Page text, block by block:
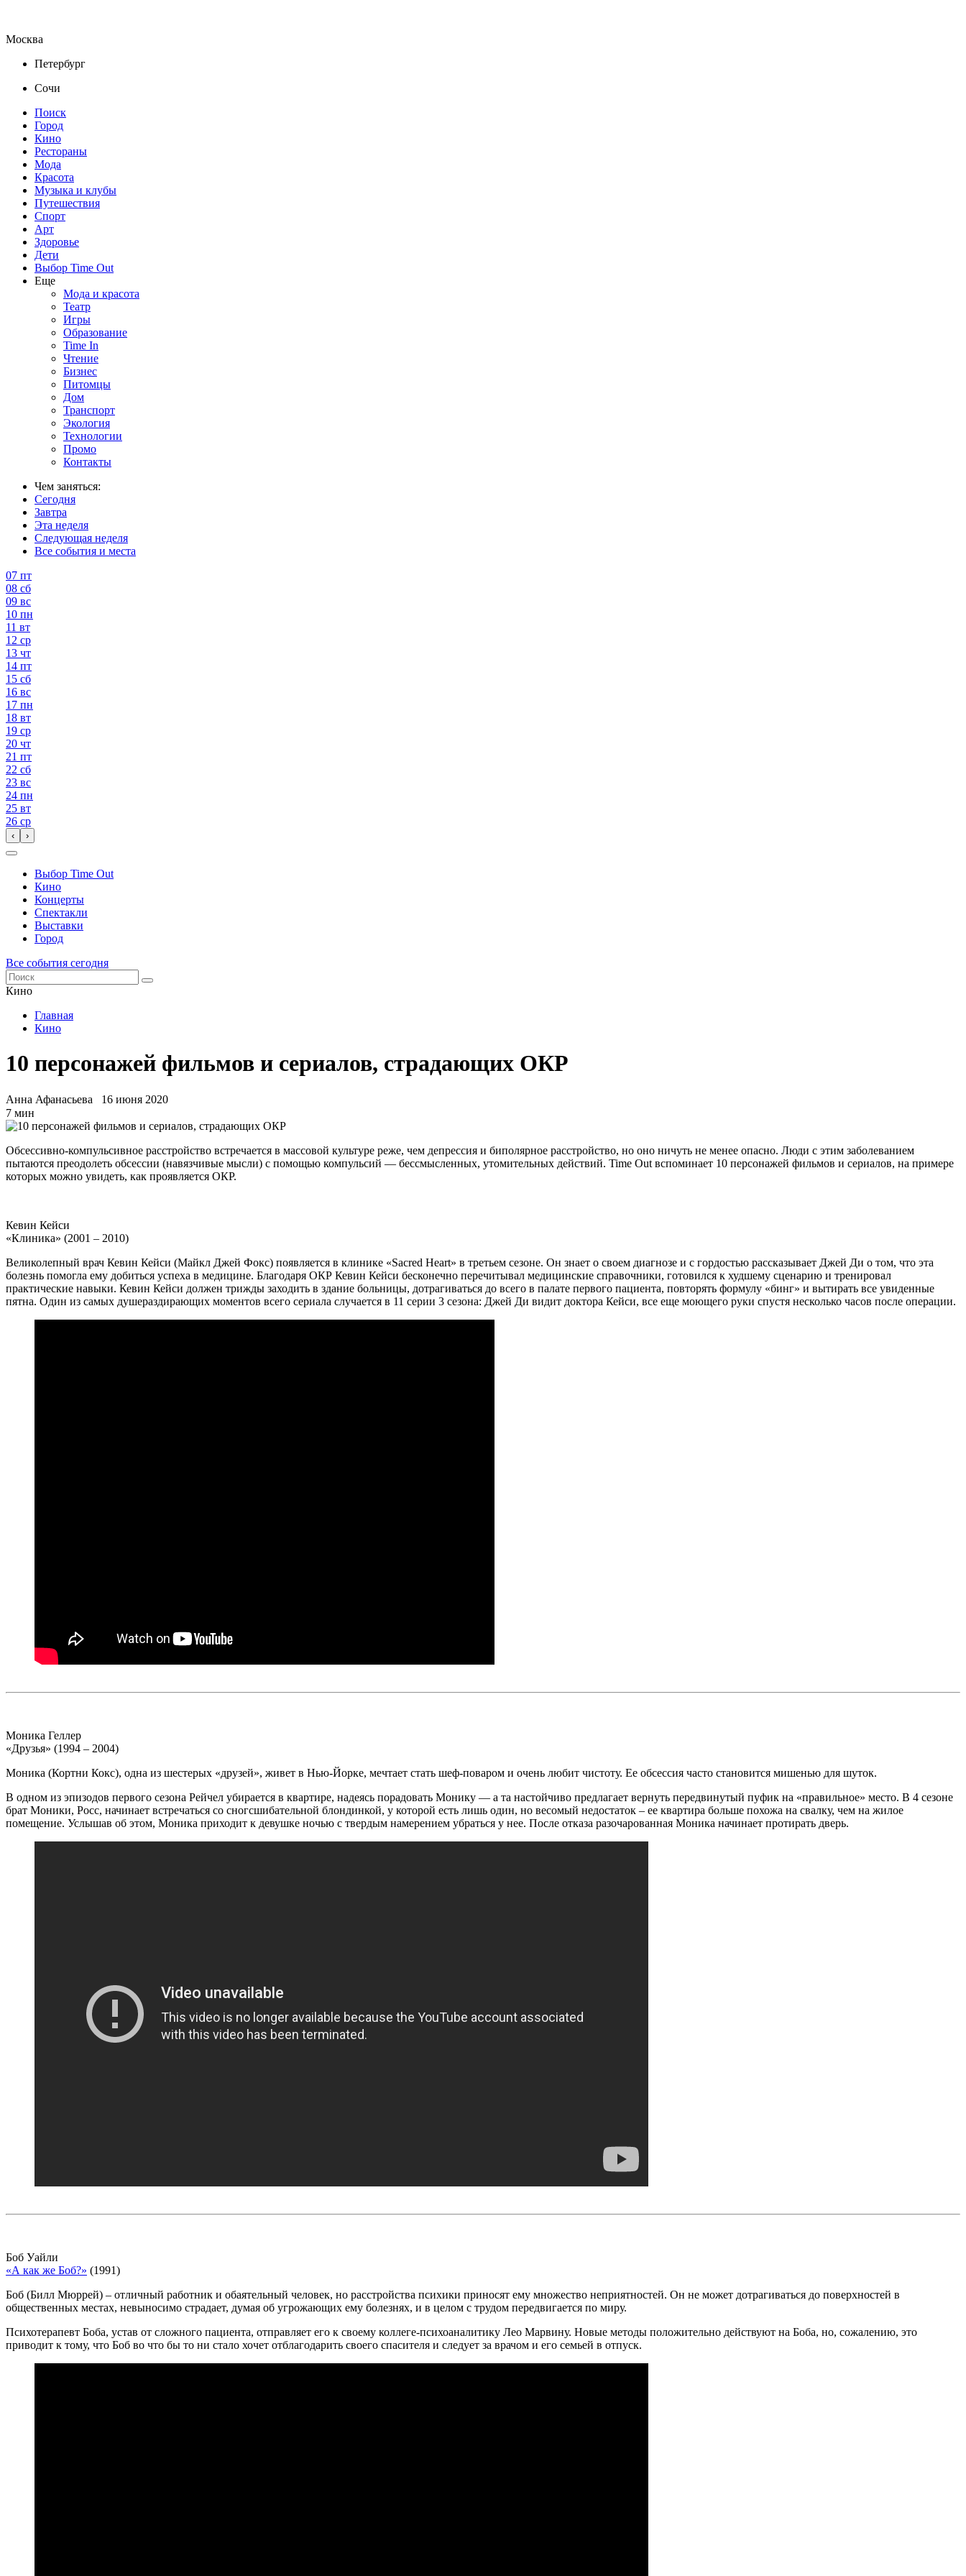
Москва
Петербург
Сочи
Поиск
Город
Кино
Рестораны
Мода
Красота
Музыка и клубы
Путешествия
Спорт
Арт
Здоровье
Дети
Выбор Time Out
Еще
Мода и красота
Театр
Игры
Образование
Time In
Чтение
Бизнес
Питомцы
Дом
Транспорт
Экология
Технологии
Промо
Контакты
Чем заняться:
Сегодня
Завтра
Эта неделя
Следующая неделя
Все события и места
07 пт
08 сб
09 вс
10 пн
11 вт
12 ср
13 чт
14 пт
15 сб
16 вс
17 пн
18 вт
19 ср
20 чт
21 пт
22 сб
23 вс
24 пн
25 вт
26 ср
‹ ›
Выбор Time Out
Кино
Концерты
Спектакли
Выставки
Город
Все события сегодня
Кино
Главная
Кино
10 персонажей фильмов и сериалов, страдающих ОКР
Анна Афанасьева
16 июня 2020
7 мин
Обсессивно-компульсивное расстройство встречается в массовой культуре реже, чем депрессия и биполярное расстройство, но оно ничуть не менее опасно. Люди с этим заболеванием
пытаются преодолеть обсессии (навязчивые мысли) с помощью компульсий — бессмысленных, утомительных действий. Time Out вспоминает 10 персонажей фильмов и сериалов, на примере
которых можно увидеть, как проявляется ОКР.
Кевин Кейси
«Клиника» (2001 – 2010)
Великолепный врач Кевин Кейси (Майкл Джей Фокс) появляется в клинике «Sacred Heart» в третьем сезоне. Он знает о своем диагнозе и с гордостью рассказывает Джей Ди о том, что эта
болезнь помогла ему добиться успеха в медицине. Благодаря ОКР Кевин Кейси бесконечно перечитывал медицинские справочники, готовился к худшему сценарию и тренировал
практические навыки. Кевин Кейси должен трижды заходить в здание больницы, дотрагиваться до всего в палате первого пациента, повторять формулу «бинг» и вытирать все увиденные
пятна. Один из самых душераздирающих моментов всего сериала случается в 11 серии 3 сезона: Джей Ди видит доктора Кейси, все еще моющего руки спустя несколько часов после операции.
Моника Геллер
«Друзья» (1994 – 2004)
Моника (Кортни Кокс), одна из шестерых «друзей», живет в Нью-Йорке, мечтает стать шеф-поваром и очень любит чистоту. Ее обсессия часто становится мишенью для шуток.
В одном из эпизодов первого сезона Рейчел убирается в квартире, надеясь порадовать Монику — а та настойчиво предлагает вернуть передвинутый пуфик на «правильное» место. В 4 сезоне
брат Моники, Росс, начинает встречаться со сногсшибательной блондинкой, у которой есть лишь один, но весомый недостаток – ее квартира больше похожа на свалку, чем на жилое
помещение. Услышав об этом, Моника приходит к девушке ночью с твердым намерением убраться у нее. После отказа разочарованная Моника начинает протирать дверь.
Боб Уайли
«А как же Боб?» (1991)
Боб (Билл Мюррей) – отличный работник и обаятельный человек, но расстройства психики приносят ему множество неприятностей. Он не может дотрагиваться до поверхностей в
общественных местах, невыносимо страдает, думая об угрожающих ему болезнях, и в целом с трудом передвигается по миру.
Психотерапевт Боба, устав от сложного пациента, отправляет его к своему коллеге-психоаналитику Лео Марвину. Новые методы положительно действуют на Боба, но, сожалению, это
приводит к тому, что Боб во что бы то ни стало хочет отблагодарить своего спасителя и следует за врачом и его семьей в отпуск.